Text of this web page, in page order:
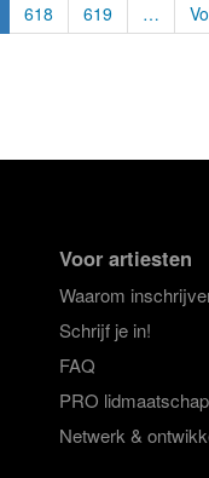
618 619 …
Voor artiesten
Waarom
Schrijf je in!
FAQ
PRO lidmaatschap
Netwerk &